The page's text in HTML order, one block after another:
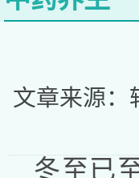
文章来源：
冬至已